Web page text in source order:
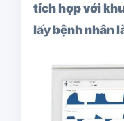
tích hợp với
lấy bệnh nhân